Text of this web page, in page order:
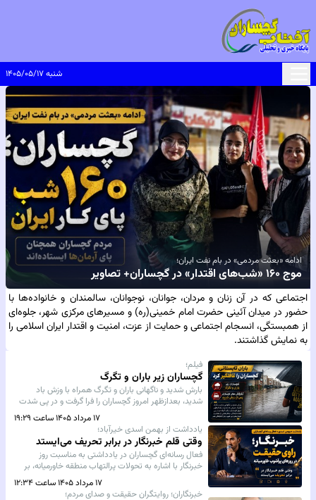
شنبه ۱۴۰۵/۰۵/۱۷
ادامه «بعثت مردمی» در بام نفت ایران؛
موج ۱۶۰ «شب‌های اقتدار» در گچساران+ تصاویر
اجتماعی که در آن زنان و مردان، جوانان، نوجوانان، سالمندان و خانواده‌ها با
حضور در میدان آئینی حضرت امام خمینی(ره) و مسیرهای مرکزی شهر، جلوه‌ای
از همبستگی، انسجام اجتماعی و حمایت از عزت، امنیت و اقتدار ایران اسلامی را
به نمایش گذاشتند.
فیلم؛
گچساران زیر باران و تگرگ
بارش شدید و ناگهانی باران و تگرگ همراه با وزش باد
شدید، بعدازظهر امروز گچساران را فرا گرفت و در پی شدت
بارندگی، بخش‌هایی از معابر و خیابان‌های این شهر دچار
آبگرفتگی شد.
۱۷ مرداد ۱۴۰۵ ساعت ۱۹:۲۹
یادداشت از بهمن اسدی خیرآباد؛
وقتی قلم خبرنگار در برابر تحریف می‌ایستد
فعال رسانه‌ای گچساران در یادداشتی به مناسبت روز
خبرنگار با اشاره به تحولات پرالتهاب منطقه خاورمیانه، بر
ضرورت حفظ اصول حرفه‌ای، دقت در روایتگری و مسئولیت
تاریخی خبرنگاران در ثبت واقعیت‌ها تأکید کرد.
۱۷ مرداد ۱۴۰۵ ساعت ۱۲:۳۴
خبرنگاران؛ روایتگران حقیقت و صدای مردم؛